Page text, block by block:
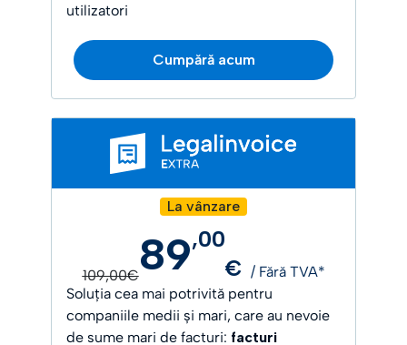
utilizatori
Cumpără acum
La vânzare
109,00€89,00
€ / Fără TVA*
Soluția cea mai potrivită pentru
companiile medii și mari, care au nevoie
de sume mari de facturi: facturi